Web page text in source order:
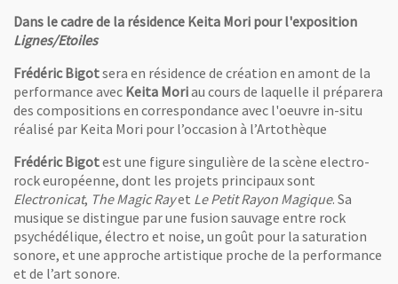
Dans le cadre de la résidence Keita Mori pour l'exposition
Lignes/Etoiles
Frédéric Bigotsera en résidence de création en amont de la
performance avec Keita Moriau cours de laquelle il préparera
des compositions en correspondance avec l'oeuvre in-situ
réalisé par Keita Mori pour l’occasion à l’Artothèque
Frédéric Bigotest une figure singulière de la scène electro-
rock européenne, dont les projets principaux sont
Electronicat, The Magic Rayet Le Petit Rayon Magique. Sa
musique se distingue par une fusion sauvage entre rock
psychédélique, électro et noise, un goût pour la saturation
sonore, et une approche artistique proche de la performance
et de l’art sonore.